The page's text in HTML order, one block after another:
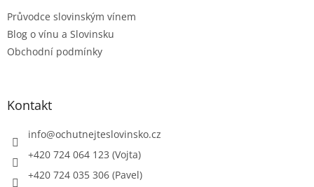
Průvodce slovinským vínem
Blog o vínu a Slovinsku
Obchodní podmínky
Kontakt
info@ochutnejteslovinsko.cz
+420 724 064 123 (Vojta)
+420 724 035 306 (Pavel)